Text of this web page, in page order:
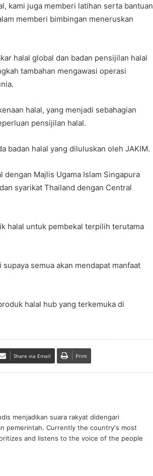
kami juga memberi latihan serta bantuan
memberi bimbingan meneruskan
halal global dan badan pensijilan halal
tambahan mengawasi operasi
halal, yang menjadi sebahagian
pensijilan halal.
badan halal yang diluluskan oleh JAKIM.
dengan Majlis Ugama Islam Singapura
syarikat Thailand dengan Central
halal untuk pembekal terpilih terutama
semua akan mendapat manfaat
halal hub yang terkemuka di
Share via Email Print
menjadikan suara rakyat didengari
pemerintah. Currently the country's most
and listens to the voice of the people